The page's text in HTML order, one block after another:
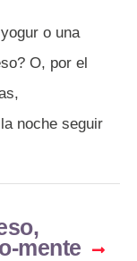
o una
O, por el
noche seguir
mente